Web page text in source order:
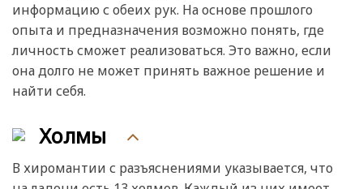
информацию с обеих рук. На основе прошлого
опыта и предназначения возможно понять, где
личность сможет реализоваться. Это важно, если
она долго не может принять важное решение и
найти себя.
Холмы
В хиромантии с разъяснениями указывается, что